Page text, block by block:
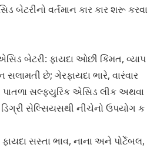
બેટરીનો વર્તમાન કાર કાર શરૂ કરવા
બેટરી: ફાયદા ઓછી કિંમત, વ્યાપ
છે; ગેરફાયદા ભારે, વારંવાર
સલ્ફ્યુરિક એસિડ લીક અથવા
સેલ્સિયસથી નીચેનો ઉપયોગ ક
સસ્તા ભાવ, નાના અને પોર્ટેબલ,